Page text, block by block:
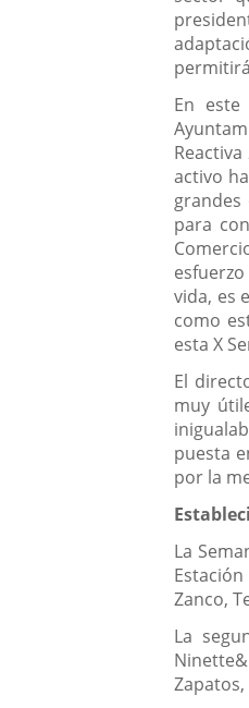
En este
activo
grandes
para
vida, es
como
esta X
El
muy
puesta
por la
La
Zanco,
La